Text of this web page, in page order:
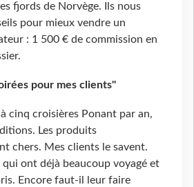
fjords de Norvège. Ils nous
pour mieux vendre un
: 1 500 € de commission en
pour mes clients"
cinq croisières Ponant par an,
Les produits
chers. Mes clients le savent.
qui ont déjà beaucoup voyagé et
Encore faut-il leur faire